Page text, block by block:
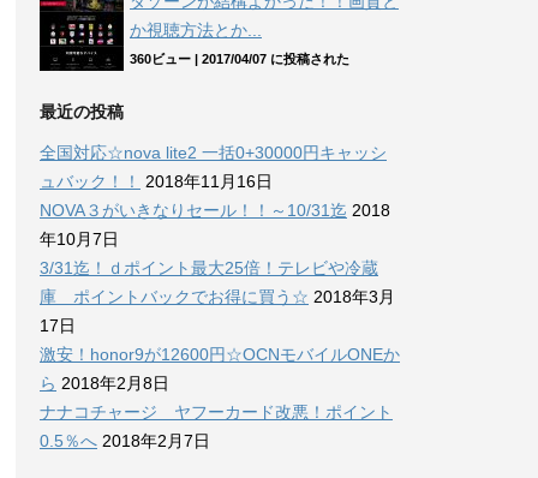
か視聴方法とか...
360ビュー | 2017/04/07 に投稿された
最近の投稿
全国対応☆nova lite2 一括0+30000円キャッシ
ュバック！！
2018年11月16日
NOVA３がいきなりセール！！～10/31迄 2018
年10月7日
3/31迄！ｄポイント最大25倍！テレビや冷蔵
庫 ポイントバックでお得に買う☆ 2018年3月
17日
激安！honor9が12600円☆OCNモバイルONEか
ら 2018年2月8日
ナナコチャージ ヤフーカード改悪！ポイント
0.5％へ 2018年2月7日